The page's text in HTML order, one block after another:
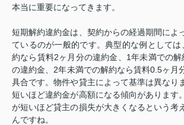
本当に重要になってきます。
短期解約違約金は、契約からの経過期間によ
ているのが一般的です。典型的な例として
約なら賃料2ヶ月分の違約金、1年未満での
の違約金、2年未満での解約なら賃料0.5ヶ月
具合です。物件や貸主によって基準は異なり
短いほど違約金が高額になる傾向があります
が短いほど貸主の損失が大きくなるという考
んですね。